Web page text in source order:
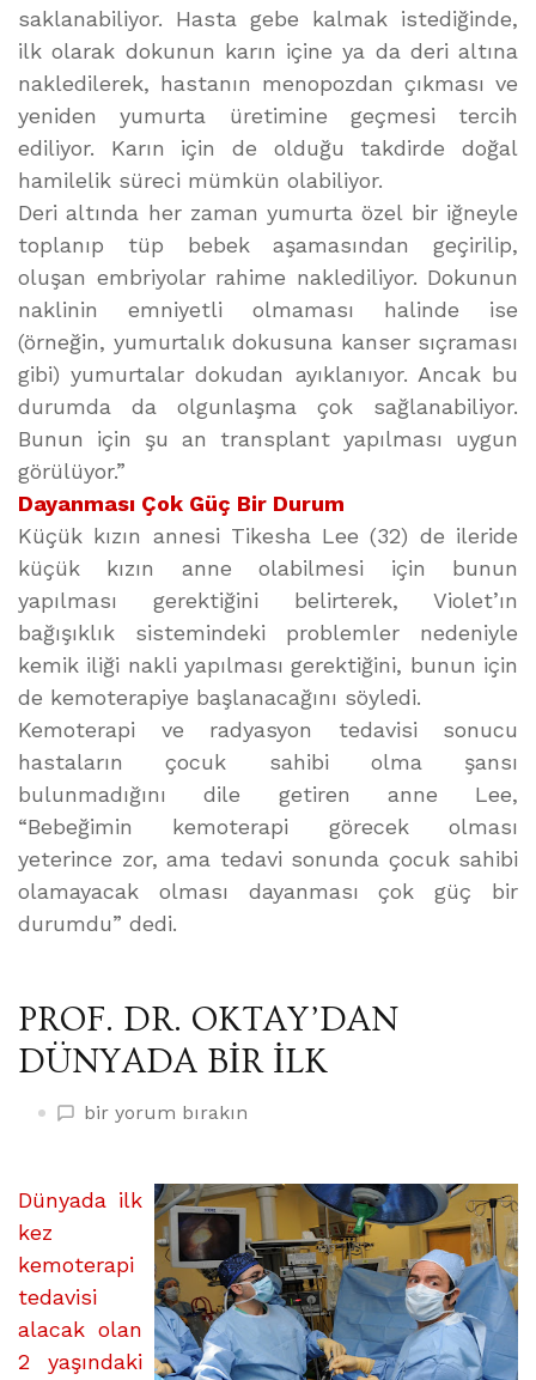
saklanabiliyor. Hasta gebe kalmak istediğinde,
ilk olarak dokunun karın içine ya da deri altına
nakledilerek, hastanın menopozdan çıkması ve
yeniden yumurta üretimine geçmesi tercih
ediliyor. Karın için de olduğu takdirde doğal
hamilelik süreci mümkün olabiliyor.
Deri altında her zaman yumurta özel bir iğneyle
toplanıp tüp bebek aşamasından geçirilip,
oluşan embriyolar rahime naklediliyor. Dokunun
naklinin emniyetli olmaması halinde ise
(örneğin, yumurtalık dokusuna kanser sıçraması
gibi) yumurtalar dokudan ayıklanıyor. Ancak bu
durumda da olgunlaşma çok sağlanabiliyor.
Bunun için şu an transplant yapılması uygun
görülüyor.”
Dayanması Çok Güç Bir Durum
Küçük kızın annesi Tikesha Lee (32) de ileride
küçük kızın anne olabilmesi için bunun
yapılması gerektiğini belirterek, Violet’ın
bağışıklık sistemindeki problemler nedeniyle
kemik iliği nakli yapılması gerektiğini, bunun için
de kemoterapiye başlanacağını söyledi.
Kemoterapi ve radyasyon tedavisi sonucu
hastaların çocuk sahibi olma şansı
bulunmadığını dile getiren anne Lee,
“Bebeğimin kemoterapi görecek olması
yeterince zor, ama tedavi sonunda çocuk sahibi
olamayacak olması dayanması çok güç bir
durumdu” dedi.
PROF. DR. OKTAY’DAN
DÜNYADA BİR İLK
PROF.
DÜNYADA
üzerine
bir yorum bırakın
Dünyada ilk
kez
kemoterapi
tedavisi
alacak olan
2 yaşındaki